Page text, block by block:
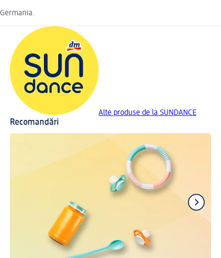
Germania.
Alte produse de la SUNDANCE
Recomandări